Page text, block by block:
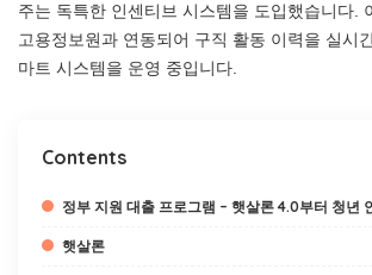
주는 독특한 인센티브 시스템을 도입했습니다.
고용정보원과 연동되어 구직 활동 이력을 실시
마트 시스템을 운영 중입니다.
Contents
정부 지원 대출 프로그램 – 햇살론 4.0부터 청년
햇살론